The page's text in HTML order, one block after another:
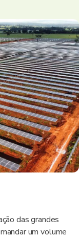
das grandes
um volume